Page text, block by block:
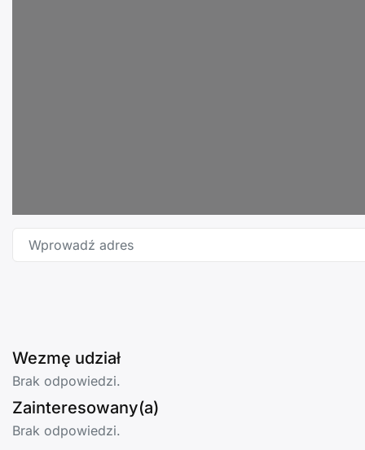
Wprowadź adres
Wezmę udział
Brak odpowiedzi.
Zainteresowany(a)
Brak odpowiedzi.